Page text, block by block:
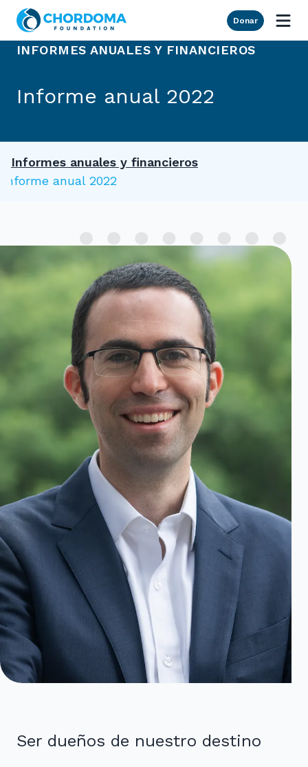
Skip to Main Content
Donar
INFORMES ANUALES Y FINANCIEROS
Informe anual 2022
Informes anuales y financieros
Informe anual 2022
Ser dueños de nuestro destino